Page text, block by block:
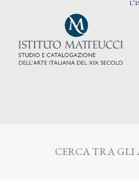
CERCA TRA GLI